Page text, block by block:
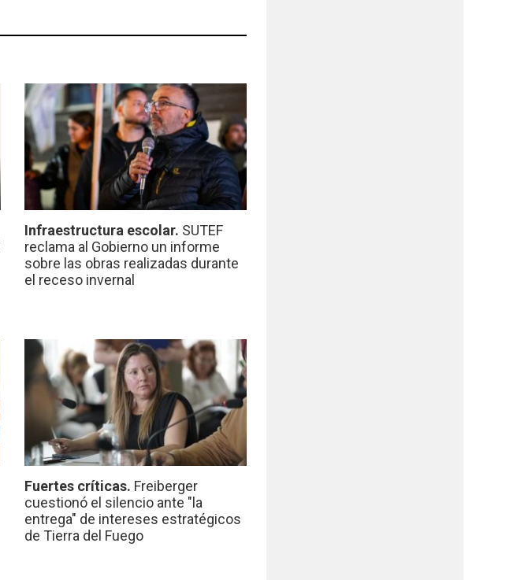
Infraestructura escolar. SUTEF
reclama al Gobierno un informe
sobre las obras realizadas durante
el receso invernal
Fuertes críticas. Freiberger
cuestionó el silencio ante "la
entrega" de intereses estratégicos
de Tierra del Fuego